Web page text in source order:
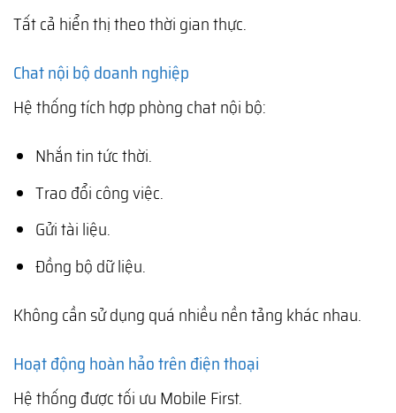
Tất cả hiển thị theo thời gian thực.
Chat nội bộ doanh nghiệp
Hệ thống tích hợp phòng chat nội bộ:
Nhắn tin tức thời.
Trao đổi công việc.
Gửi tài liệu.
Đồng bộ dữ liệu.
Không cần sử dụng quá nhiều nền tảng khác nhau.
Hoạt động hoàn hảo trên điện thoại
Hệ thống được tối ưu Mobile First.